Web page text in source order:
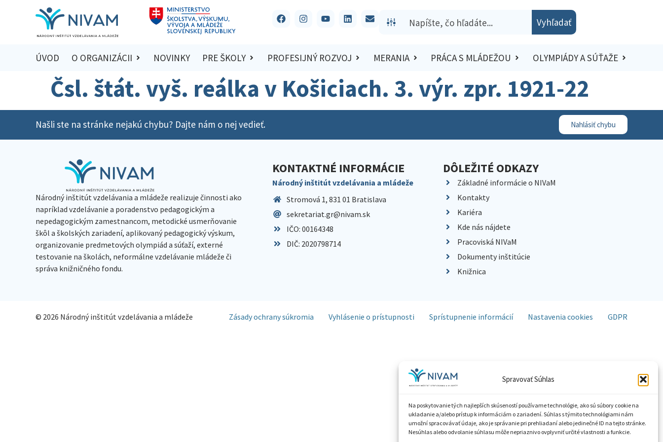
Spravovať Súhlas
Na poskytovanie tých najlepších skúseností používame technológie, ako sú súbory cookie na
ukladanie a/alebo prístup k informáciám o zariadení. Súhlas s týmito technológiami nám
umožní spracovávať údaje, ako je správanie pri prehliadaní alebo jedinečné ID na tejto stránke.
Nesúhlas alebo odvolanie súhlasu môže nepriaznivo ovplyvniť určité vlastnosti a funkcie.
Vyhľadať
ÚVOD O ORGANIZÁCII NOVINKY PRE ŠKOLY PROFESIJNÝ ROZVOJ MERANIA PRÁCA S MLÁDEŽOU OLYMPIÁDY A SÚŤAŽE
Čsl. štát. vyš. reálka v Košiciach. 3. výr. zpr. 1921-22
Našli ste na stránke nejakú chybu? Dajte nám o nej vedieť. Nahlásiť chybu
Národný inštitút vzdelávania a mládeže realizuje činnosti ako
napríklad vzdelávanie a poradenstvo pedagogickým a
nepedagogickým zamestnancom, metodické usmerňovanie
škôl a školských zariadení, aplikovaný pedagogický výskum,
organizovanie predmetových olympiád a súťaží, externé
testovanie na školách, neformálne vzdelávanie mládeže či
správa knižničného fondu.
KONTAKTNÉ INFORMÁCIE
Národný inštitút vzdelávania a mládeže
Stromová 1, 831 01 Bratislava
sekretariat.gr@nivam.sk
IČO: 00164348
DIČ: 2020798714
DÔLEŽITÉ ODKAZY
Základné informácie o NIVaM
Kontakty
Kariéra
Kde nás nájdete
Pracoviská NIVaM
Dokumenty inštitúcie
Knižnica
© 2026 Národný inštitút vzdelávania a mládeže Zásady ochrany súkromia Vyhlásenie o prístupnosti Sprístupnenie informácií Nastavenia cookies GDPR